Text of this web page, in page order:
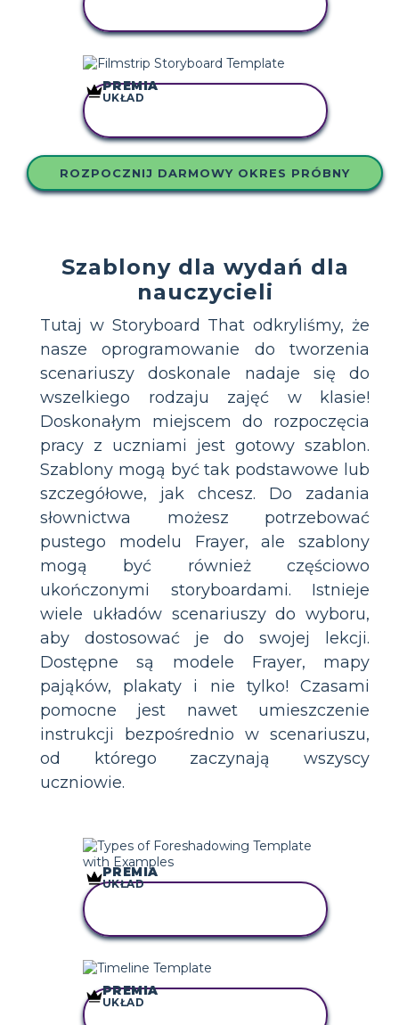
PREMIA
UKŁAD
ROZPOCZNIJ DARMOWY OKRES PRÓBNY
Szablony dla wydań dla
nauczycieli
Tutaj w Storyboard That odkryliśmy, że
nasze oprogramowanie do tworzenia
scenariuszy doskonale nadaje się do
wszelkiego rodzaju zajęć w klasie!
Doskonałym miejscem do rozpoczęcia
pracy z uczniami jest gotowy szablon.
Szablony mogą być tak podstawowe lub
szczegółowe, jak chcesz. Do zadania
słownictwa możesz potrzebować
pustego modelu Frayer, ale szablony
mogą być również częściowo
ukończonymi storyboardami. Istnieje
wiele układów scenariuszy do wyboru,
aby dostosować je do swojej lekcji.
Dostępne są modele Frayer, mapy
pająków, plakaty i nie tylko! Czasami
pomocne jest nawet umieszczenie
instrukcji bezpośrednio w scenariuszu,
od którego zaczynają wszyscy
uczniowie.
PREMIA
UKŁAD
PREMIA
UKŁAD